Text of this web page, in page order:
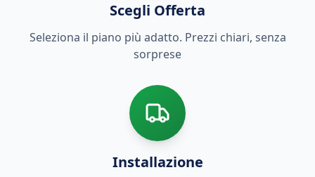
Scegli Offerta
Seleziona il piano più adatto. Prezzi chiari, senza
sorprese
Installazione